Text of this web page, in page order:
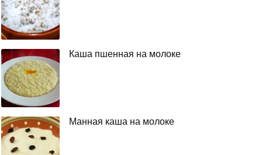
Каша пшенная на молоке
Манная каша на молоке